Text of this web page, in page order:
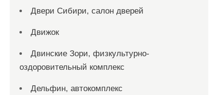
Двери Сибири, салон дверей
Движок
Двинские Зори, физкультурно-
оздоровительный комплекс
Дельфин, автокомплекс